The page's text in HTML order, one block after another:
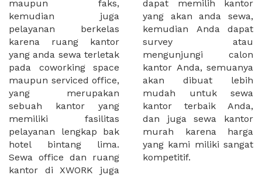
maupun faks,
kemudian juga
pelayanan berkelas
karena ruang kantor
yang anda sewa terletak
pada coworking space
maupun serviced office,
yang merupakan
sebuah kantor yang
memiliki fasilitas
pelayanan lengkap bak
hotel bintang lima.
Sewa office dan ruang
kantor di XWORK juga
dapat memilih kantor
yang akan anda sewa,
kemudian Anda dapat
survey atau
mengunjungi calon
kantor Anda, semuanya
akan dibuat lebih
mudah untuk sewa
kantor terbaik Anda,
dan juga sewa kantor
murah karena harga
yang kami miliki sangat
kompetitif.